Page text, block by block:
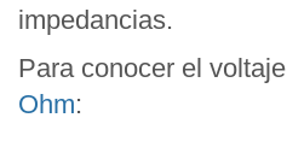
impedancias.
Para conocer el voltaje
Ohm: